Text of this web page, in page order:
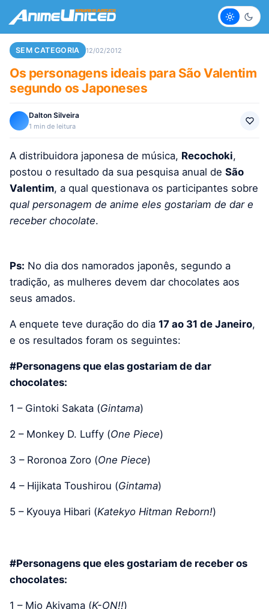
Claro
SEM CATEGORIA 12/02/2012
Os personagens ideais para São Valentim
segundo os Japoneses
Dalton Silveira
1 min de leitura
A distribuidora japonesa de música, Recochoki,
postou o resultado da sua pesquisa anual de São
Valentim, a qual questionava os participantes sobre
qual personagem de anime eles gostariam de dar e
receber chocolate.
Ps: No dia dos namorados japonês, segundo a
tradição, as mulheres devem dar chocolates aos
seus amados.
A enquete teve duração do dia 17 ao 31 de Janeiro,
e os resultados foram os seguintes:
#Personagens que elas gostariam de dar
chocolates:
1 – Gintoki Sakata (Gintama)
2 – Monkey D. Luffy (One Piece)
3 – Roronoa Zoro (One Piece)
4 – Hijikata Toushirou (Gintama)
5 – Kyouya Hibari (Katekyo Hitman Reborn!)
#Personagens que eles gostariam de receber os
chocolates:
1 – Mio Akiyama (K-ON!!)